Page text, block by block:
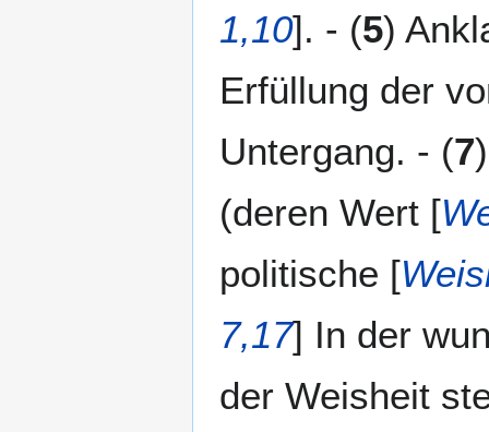
1,10]. - (5)
Erfüllung der
Untergang. - (7
(deren Wert [
politische [
7,17] In der
der Weisheit